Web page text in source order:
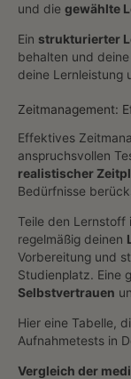
und die gewählte
Ein strukturierter
behalten und
deine Lernleistung
Zeitmanagement:
Effektives
anspruchsvollen
realistischer
Bedürfnisse
Teile den Lernstoff
regelmäßig deinen
Vorbereitung und
Studienplatz. Eine
Selbstvertrauen
Hier eine Tabelle,
Aufnahmetests in
Vergleich der